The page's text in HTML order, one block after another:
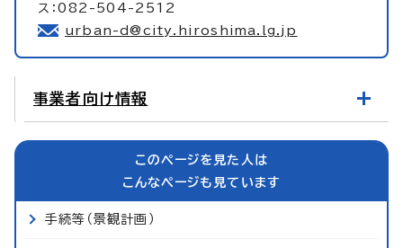
ス：082-504-2512
urban-d@city.hiroshima.lg.jp
事業者向け情報
このページを見た人は
こんなページも見ています
手続等（景観計画）